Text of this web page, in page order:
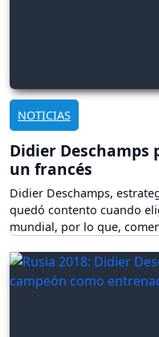
NOTICIAS
Didier Deschamps
un francés
Didier Deschamps,
quedó contento cuando
mundial, por lo que,